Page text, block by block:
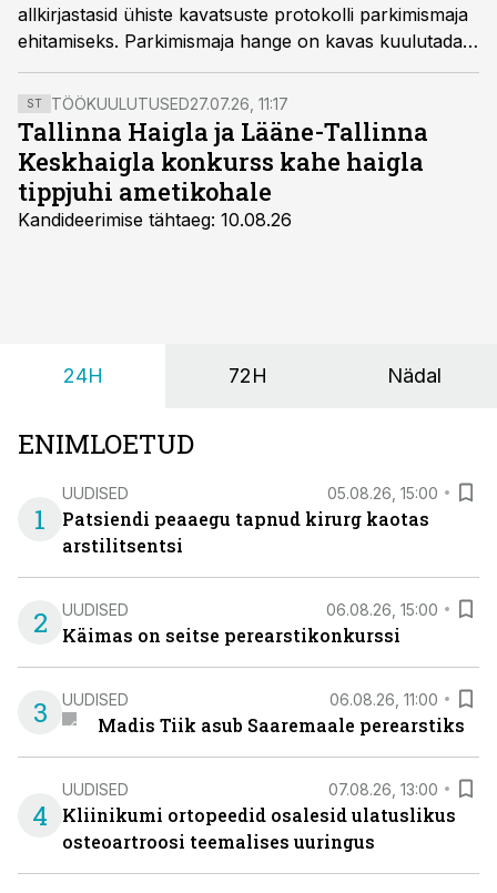
allkirjastasid ühiste kavatsuste protokolli parkimismaja
ehitamiseks. Parkimismaja hange on kavas kuulutada
välja veel käesoleval aastal.
ST TÖÖKUULUTUSED27.07.26, 11:17
Tallinna Haigla ja Lääne-Tallinna
Keskhaigla konkurss kahe haigla
tippjuhi ametikohale
Kandideerimise tähtaeg: 10.08.26
24H 72H Nädal
ENIMLOETUD
1
UUDISED 05.08.26, 15:00
Patsiendi peaaegu tapnud kirurg kaotas
arstilitsentsi
2 UUDISED 06.08.26, 15:00
Käimas on seitse perearstikonkurssi
3 UUDISED 06.08.26, 11:00
Madis Tiik asub Saaremaale perearstiks
4
UUDISED 07.08.26, 13:00
Kliinikumi ortopeedid osalesid ulatuslikus
osteoartroosi teemalises uuringus